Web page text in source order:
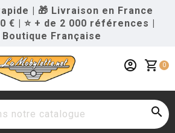
| 🎁 Livraison en France
€ | ⭐ + de 2 000 références |
Française
shopping_cart 0
account_circle
